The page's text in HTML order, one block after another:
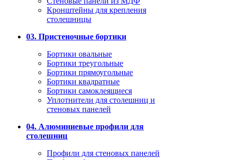
Кронштейны для крепления
столешницы
03. Пристеночные бортики
Бортики овальные
Бортики треугольные
Бортики прямоугольные
Бортики квадратные
Бортики самоклеящиеся
Уплотнители для столешниц и
стеновых панелей
04. Алюминиевые профили для
столешниц
Профили для стеновых панелей